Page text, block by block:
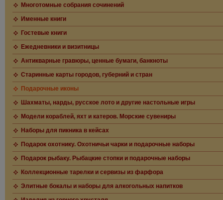
Многотомные собрания сочинений
Именные книги
Гостевые книги
Ежедневники и визитницы
Антикварные гравюры, ценные бумаги, банкноты
Старинные карты городов, губерний и стран
Подарочные иконы
Шахматы, нарды, русское лото и другие настольные игры
Модели кораблей, яхт и катеров. Морские сувениры
Наборы для пикника в кейсах
Подарок охотнику. Охотничьи чарки и подарочные наборы
Подарок рыбаку. Рыбацкие стопки и подарочные наборы
Коллекционные тарелки и сервизы из фарфора
Элитные бокалы и наборы для алкогольных напитков